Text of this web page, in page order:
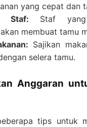
yang cepat dan
Staf: Staf
membuat tamu
Sajikan
selera tamu.
Anggaran
tips untuk